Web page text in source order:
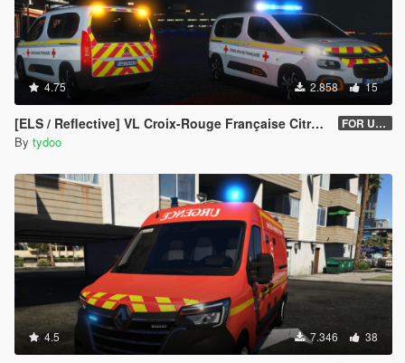
4.75 2.858 15
[ELS / Reflective] VL Croix-Rouge Française Citroën Berlingo 2018 (UNLOCKED) FOR USERS V2.1
By tydoo
4.5 7.346 38